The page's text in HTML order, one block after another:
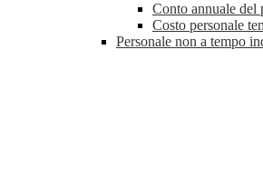
Conto annuale del
Costo personale
Personale non a tempo